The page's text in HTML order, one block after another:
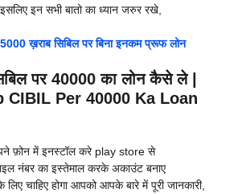
इन सभी बातो का ध्यान जरुर रखे,
ख़राब सिबिल पर बिना इनकम प्रूफ लोन
पर 40000 का लोन कैसे ले |
CIBIL Per 40000 Ka Loan
फ़ोन में इनस्टॉल करे play store से
नंबर का इस्तेमाल करके अकाउंट बनाए
चाहिए होगा आपको आपके बारे में पूरी जानकारी,